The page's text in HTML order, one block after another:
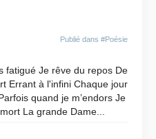
Publié dans #Poésie
fatigué Je rêve du repos De
Errant à l'infini Chaque jour
quand je m’endors Je
La grande Dame...